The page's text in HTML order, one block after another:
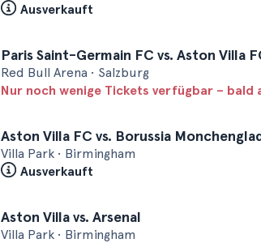
Ausverkauft
Paris Saint-Germain FC vs. Aston Villa
Red Bull Arena • Salzburg
Nur noch wenige Tickets verfügbar – bald
Aston Villa FC vs. Borussia
Villa Park • Birmingham
Ausverkauft
Aston Villa vs. Arsenal
Villa Park • Birmingham